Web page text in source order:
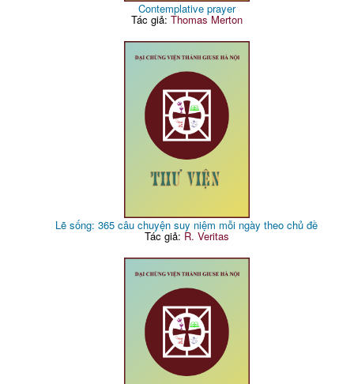
Contemplative prayer
Tác giả: Thomas Merton
Lẽ sống: 365 câu chuyện suy niệm mỗi ngày theo chủ đề
Tác giả: R. Veritas